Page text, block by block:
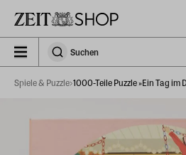
SuchenSuchen
Spiele & Puzzle 1000-Teile Puzzle »Ein Tag im